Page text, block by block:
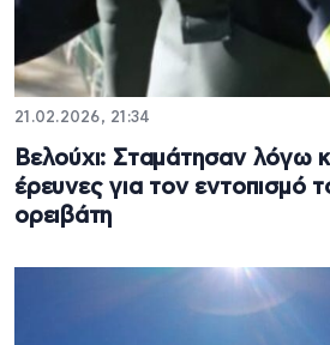
21.02.2026, 21:34
Βελούχι: Σταμάτησαν λόγω
έρευνες για τον εντοπισμό
ορειβάτη